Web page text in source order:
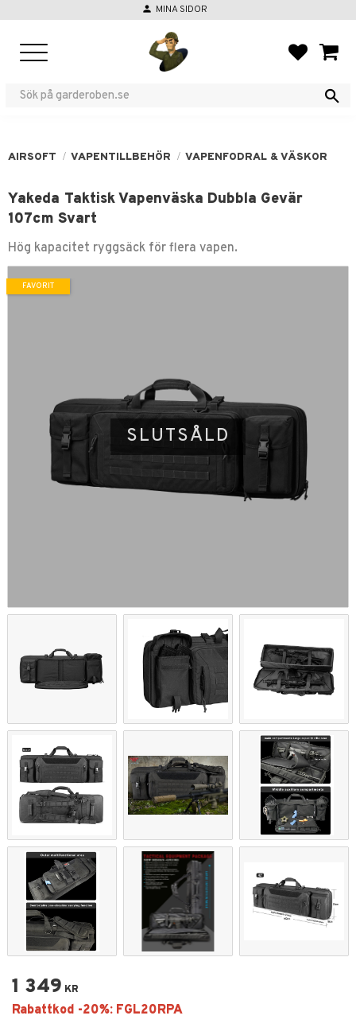
person MINA SIDOR
AIRSOFT VAPENTILLBEHÖR VAPENFODRAL & VÄSKOR
Yakeda Taktisk Vapenväska Dubbla Gevär
107cm Svart
Hög kapacitet ryggsäck för flera vapen.
SLUTSÅLD
FAVORIT
1 349 KR